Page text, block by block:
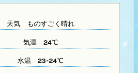
天気ものすごく晴れ
気温 24℃
水温 23-24℃